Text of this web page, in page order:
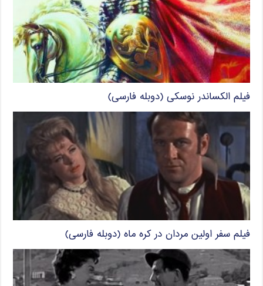
فیلم الکساندر نوسکی (دوبله فارسی)
فیلم سفر اولین مردان در کره ماه (دوبله فارسی)